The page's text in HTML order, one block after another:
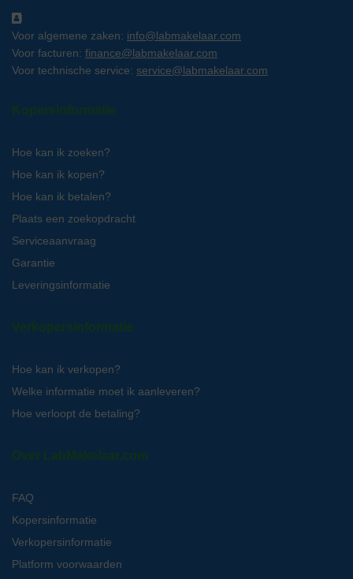
Voor algemene zaken: info@labmakelaar.com
Voor facturen: finance@labmakelaar.com
Voor technische service: service@labmakelaar.com
Kopersinformatie
Hoe kan ik zoeken?
Hoe kan ik kopen?
Hoe kan ik betalen?
Plaats een zoekopdracht
Serviceaanvraag
Garantie
Leveringsinformatie
Verkopersinformatie
Hoe kan ik verkopen?
Welke informatie moet ik aanleveren?
Hoe verloopt de betaling?
Over LabMakelaar.com
FAQ
Kopersinformatie
Verkopersinformatie
Platform voorwaarden